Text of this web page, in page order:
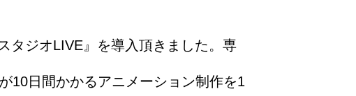
タジオLIVE』を導入頂きました。専
10日間かかるアニメーション制作を1